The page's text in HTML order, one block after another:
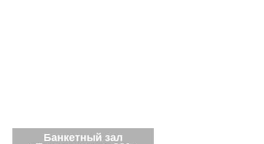
Банкетный зал